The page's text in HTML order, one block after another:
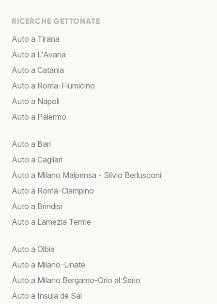
RICERCHE GETTONATE
Auto a Tirana
Auto a L'Avana
Auto a Catania
Auto a Roma-Fiumicino
Auto a Napoli
Auto a Palermo
Auto a Bari
Auto a Cagliari
Auto a Milano Malpensa - Silvio Berlusconi
Auto a Roma-Ciampino
Auto a Brindisi
Auto a Lamezia Terme
Auto a Olbia
Auto a Milano-Linate
Auto a Milano Bergamo-Orio al Serio
Auto a Insula de Sal